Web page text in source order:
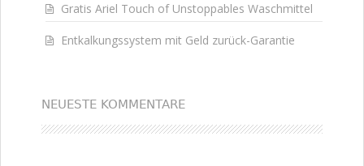
Gratis Ariel Touch of Unstoppables Waschmittel
Entkalkungssystem mit Geld zurück-Garantie
NEUESTE KOMMENTARE